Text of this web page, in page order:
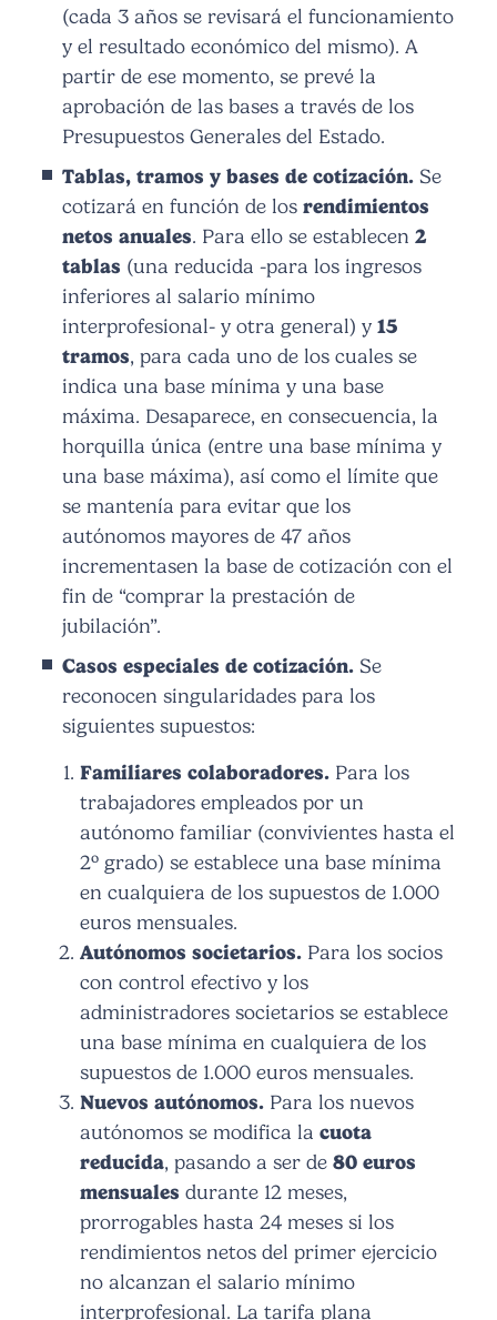
(cada 3 años se revisará el funcionamiento
y el resultado económico del mismo). A
partir de ese momento, se prevé la
aprobación de las bases a través de los
Presupuestos Generales del Estado.
Tablas, tramos y bases de cotización.Se
cotizará en función de los rendimientos
netos anuales. Para ello se establecen 2
tablas (una reducida -para los ingresos
inferiores al salario mínimo
interprofesional- y otra general) y 15
tramos, para cada uno de los cuales se
indica una base mínima y una base
máxima. Desaparece, en consecuencia, la
horquilla única (entre una base mínima y
una base máxima), así como el límite que
se mantenía para evitar que los
autónomos mayores de 47 años
incrementasen la base de cotización con el
fin de “comprar la prestación de
jubilación”.
Casos especiales de cotización.Se
reconocen singularidades para los
siguientes supuestos:
Familiares colaboradores. Para los
trabajadores empleados por un
autónomo familiar (convivientes hasta el
2º grado) se establece una base mínima
en cualquiera de los supuestos de 1.000
euros mensuales.
Autónomos societarios. Para los socios
con control efectivo y los
administradores societarios se establece
una base mínima en cualquiera de los
supuestos de 1.000 euros mensuales.
Nuevos autónomos. Para los nuevos
autónomos se modifica la cuota
reducida, pasando a ser de 80 euros
mensuales durante 12 meses,
prorrogables hasta 24 meses si los
rendimientos netos del primer ejercicio
no alcanzan el salario mínimo
interprofesional. La tarifa plana